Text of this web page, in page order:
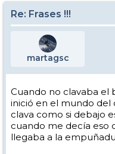
Re: Frases !!!
martagsc
Cuando no clavaba el
inició en el mundo
clava como si debajo
cuando me decía eso
llegaba a la